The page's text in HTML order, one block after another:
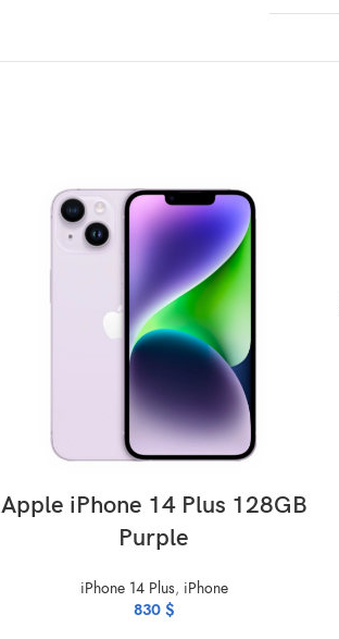
Apple iPhone 14 Plus 128GB
Purple
iPhone 14 Plus, iPhone
830 $